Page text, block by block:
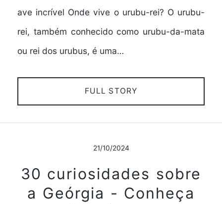
ave incrível Onde vive o urubu-rei? O urubu-
rei, também conhecido como urubu-da-mata
ou rei dos urubus, é uma…
FULL STORY
21/10/2024
30 curiosidades sobre
a Geórgia - Conheça